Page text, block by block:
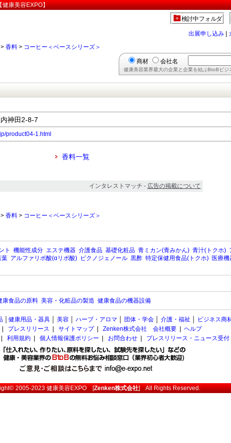
健康美容EXPO】
検討中フォルダ
出展申し込み
> 香料 > コーヒー＜ベースシリーズ＞
商材 会社名
健康美容業界最大の企業と企業を結ぶBtoBビ
神田2-8-7
product04-1.html
香料一覧
インタレストマッチ - 広告の掲載について
> 香料 > コーヒー＜ベースシリーズ＞
ト 機能性成分 エステ機器 介護食品 基礎化粧品 青ミカン(青みかん) 青汁(トクホ)
葉 アルファリポ酸(αリポ酸) ピクノジェノール 黒酢 特定保健用食品(トクホ) 医療機
康食品の原料 美容・化粧品の製造 健康食品の機器設備
健康用品・器具 美容 ハーブ・アロマ 団体・学会 介護・福祉
ビジネス商
プレスリリース サイトマップ| Zenken株式会社 会社概要
ヘルプ
利用規約 個人情報保護ポリシー お問合わせ プレスリリース・ニュース受付
2005-2023健康美容EXPO[Zenken株式会社] All Rights Reserved.